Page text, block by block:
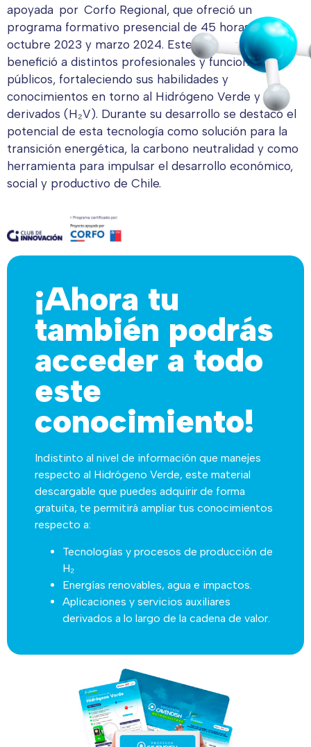
apoyada por Corfo Regional, que ofreció un
programa formativo presencial de 45 horas entre
octubre 2023 y marzo 2024. Este programa
benefició a distintos profesionales y funcionarios
públicos, fortaleciendo sus habilidades y
conocimientos en torno al Hidrógeno Verde y sus
derivados (H₂V). Durante su desarrollo se destacó el
potencial de esta tecnología como solución para la
transición energética, la carbono neutralidad y como
herramienta para impulsar el desarrollo económico,
social y productivo de Chile.
¡Ahora tu
también podrás
acceder a todo
este
conocimiento!
Indistinto al nivel de información que manejes
respecto al Hidrógeno Verde, este material
descargable que puedes adquirir de forma
gratuita, te permitirá ampliar tus conocimientos
respecto a:
Tecnologías y procesos de producción de
H₂
Energías renovables, agua e impactos.
Aplicaciones y servicios auxiliares
derivados a lo largo de la cadena de valor.